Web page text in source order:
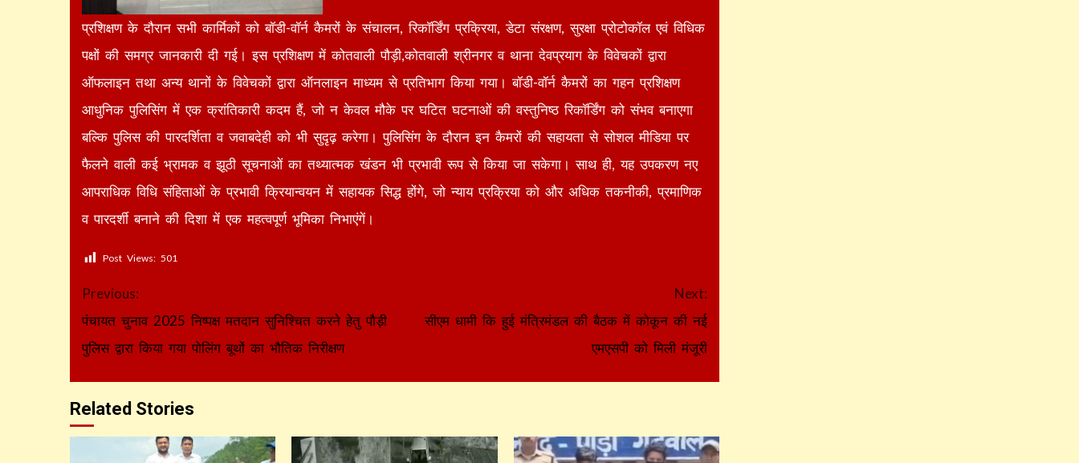
प्रशिक्षण के दौरान सभी कार्मिकों को बॉडी-वॉर्न कैमरों के संचालन, रिकॉर्डिंग प्रक्रिया, डेटा संरक्षण, सुरक्षा प्रोटोकॉल एवं विधिक
पक्षों की समग्र जानकारी दी गई। इस प्रशिक्षण में कोतवाली पौड़ी,कोतवाली श्रीनगर व थाना देवप्रयाग के विवेचकों द्वारा
ऑफलाइन तथा अन्य थानों के विवेचकों द्वारा ऑनलाइन माध्यम से प्रतिभाग किया गया। बॉडी-वॉर्न कैमरों का गहन प्रशिक्षण
आधुनिक पुलिसिंग में एक क्रांतिकारी कदम हैं, जो न केवल मौके पर घटित घटनाओं की वस्तुनिष्ठ रिकॉर्डिंग को संभव बनाएगा
बल्कि पुलिस की पारदर्शिता व जवाबदेही को भी सुदृढ़ करेगा। पुलिसिंग के दौरान इन कैमरों की सहायता से सोशल मीडिया पर
फैलने वाली कई भ्रामक व झूठी सूचनाओं का तथ्यात्मक खंडन भी प्रभावी रूप से किया जा सकेगा। साथ ही, यह उपकरण नए
आपराधिक विधि संहिताओं के प्रभावी क्रियान्वयन में सहायक सिद्ध होंगे, जो न्याय प्रक्रिया को और अधिक तकनीकी, प्रमाणिक
व पारदर्शी बनाने की दिशा में एक महत्वपूर्ण भूमिका निभाएंगें।
Post Views: 501
Continue
Reading
Previous:
पंचायत चुनाव 2025 निष्पक्ष मतदान सुनिश्चित करने हेतु पौड़ी
पुलिस द्वारा किया गया पोलिंग बूथों का भौतिक निरीक्षण
Next:
सीएम धामी कि हुई मंत्रिमंडल की बैठक में कोकून की नई
एमएसपी को मिली मंजूरी
Related Stories